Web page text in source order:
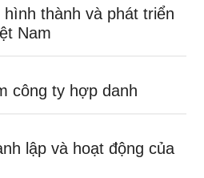
thành và phát triển
Nam
công ty hợp danh
lập và hoạt động của